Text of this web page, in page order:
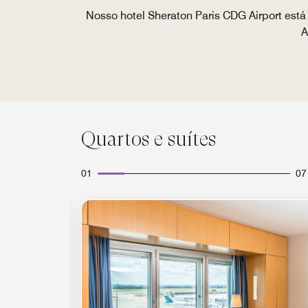
Nosso hotel Sheraton Paris CDG Airport
Quartos e suítes
01 07
Ícone de expansão